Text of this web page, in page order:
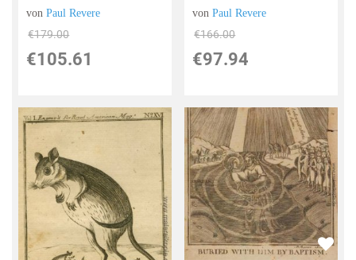
vonPaul Revere
€179.00
€105.61
vonPaul Revere
€166.00
€97.94